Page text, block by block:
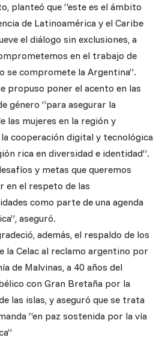
planteó que “este es el ámbito
de Latinoamérica y el Caribe
el diálogo sin exclusiones, a
en el trabajo de
se compromete la Argentina”.
propuso poner el acento en las
género “para asegurar la
las mujeres en la región y
cooperación digital y tecnológica
rica en diversidad e identidad”.
y metas que queremos
en el respeto de las
como parte de una agenda
aseguró.
además, el respaldo de los
la Celac al reclamo argentino por
de Malvinas, a 40 años del
con Gran Bretaña por la
las islas, y aseguró que se trata
“en paz sostenida por la vía